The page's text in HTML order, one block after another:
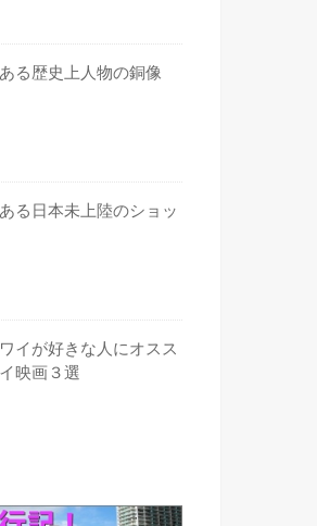
る歴史上人物の銅像
る日本未上陸のショッ
イが好きな人にオスス
映画３選